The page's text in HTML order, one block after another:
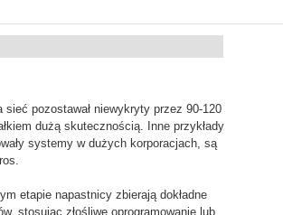
pozostawał niewykryty przez 90-120
dużą skutecznością. Inne przykłady
systemy w dużych korporacjach, są
etapie napastnicy zbierają dokładne
stosując złośliwe oprogramowanie lub